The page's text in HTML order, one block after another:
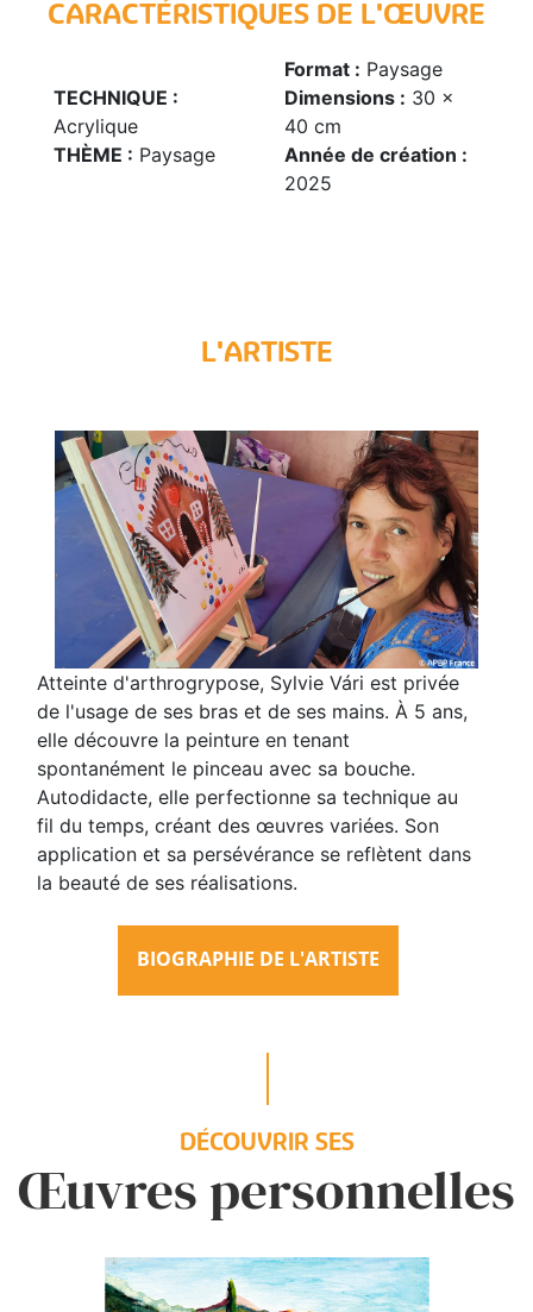
CARACTÉRISTIQUES DE L'ŒUVRE
TECHNIQUE :
Acrylique
THÈME : Paysage
Format : Paysage
Dimensions : 30 x
40 cm
Année de création :
2025
L'ARTISTE
Atteinte d'arthrogrypose, Sylvie Vári est privée
de l'usage de ses bras et de ses mains. À 5 ans,
elle découvre la peinture en tenant
spontanément le pinceau avec sa bouche.
Autodidacte, elle perfectionne sa technique au
fil du temps, créant des œuvres variées. Son
application et sa persévérance se reflètent dans
la beauté de ses réalisations.
BIOGRAPHIE DE L'ARTISTE
DÉCOUVRIR SES
Œuvres personnelles